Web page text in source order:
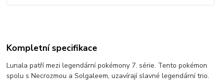
Kompletní specifikace
Lunala patří mezi legendární pokémony 7. série. Tento pokémon
spolu s Necrozmou a Solgaleem, uzavírají slavné legendární trio.